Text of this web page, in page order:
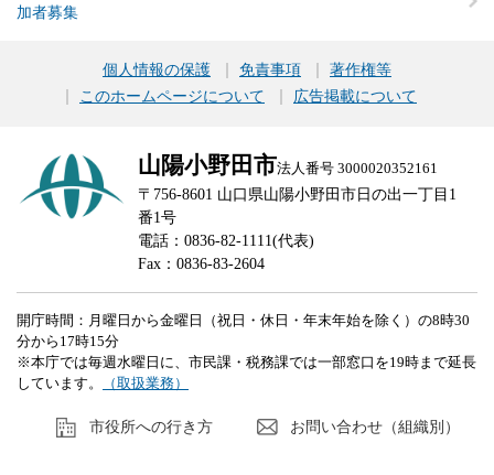
加者募集
個人情報の保護 免責事項
著作権等
このホームページについて
広告掲載について
山陽小野田市法人番号 3000020352161
〒756-8601 山口県山陽小野田市日の出一丁目1
番1号
電話：0836-82-1111(代表)
Fax：0836-83-2604
開庁時間：月曜日から金曜日（祝日・休日・年末年始を除く）の8時30
分から17時15分
※本庁では毎週水曜日に、市民課・税務課では一部窓口を19時まで延長
しています。
（取扱業務）
市役所への行き方 お問い合わせ（組織別）